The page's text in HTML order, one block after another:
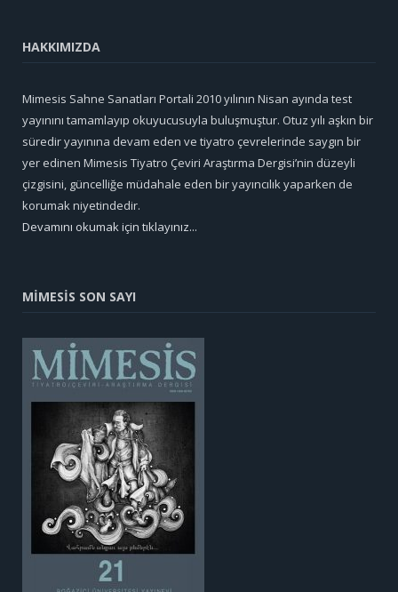
HAKKIMIZDA
Mimesis Sahne Sanatları Portali 2010 yılının Nisan ayında test
yayınını tamamlayıp okuyucusuyla buluşmuştur. Otuz yılı aşkın bir
süredir yayınına devam eden ve tiyatro çevrelerinde saygın bir
yer edinen Mimesis Tiyatro Çeviri Araştırma Dergisi’nin düzeyli
çizgisini, güncelliğe müdahale eden bir yayıncılık yaparken de
korumak niyetindedir.
Devamını okumak için tıklayınız...
MİMESİS SON SAYI